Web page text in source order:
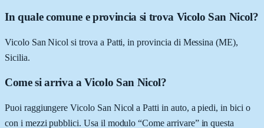
In quale comune e provincia si trova Vicolo San Nicol?
Vicolo San Nicol si trova a Patti, in provincia di Messina (ME),
Sicilia.
Come si arriva a Vicolo San Nicol?
Puoi raggiungere Vicolo San Nicol a Patti in auto, a piedi, in bici o
con i mezzi pubblici. Usa il modulo “Come arrivare” in questa